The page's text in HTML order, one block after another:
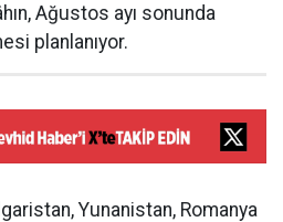
Ağustos ayı sonunda
planlanıyor.
Yunanistan, Romanya